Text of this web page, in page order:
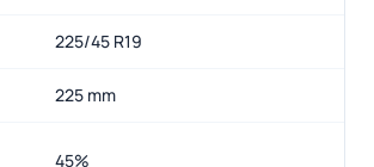
225/45 R19
225 mm
45%